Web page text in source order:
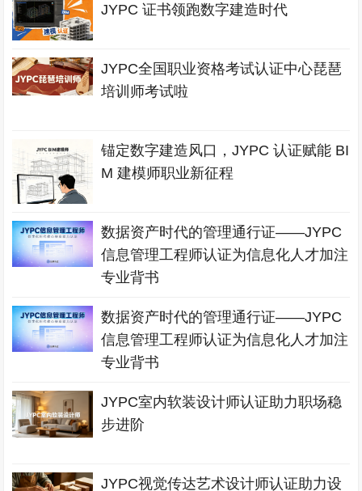
JYPC 证书领跑数字建造时代
JYPC全国职业资格考试认证中心琵琶
培训师考试啦
锚定数字建造风口，JYPC 认证赋能 BI
M 建模师职业新征程
数据资产时代的管理通行证——JYPC
信息管理工程师认证为信息化人才加注
专业背书
数据资产时代的管理通行证——JYPC
信息管理工程师认证为信息化人才加注
专业背书
JYPC室内软装设计师认证助力职场稳
步进阶
JYPC视觉传达艺术设计师认证助力设